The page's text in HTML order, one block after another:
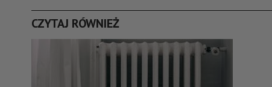
CZYTAJ RÓWNIEŻ